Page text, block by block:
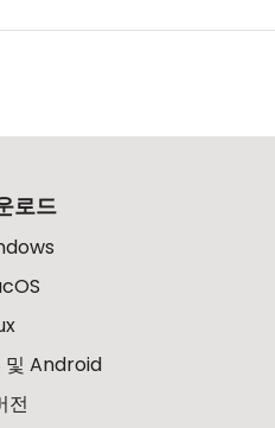
로드
및 Android
전